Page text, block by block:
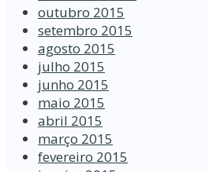
outubro 2015
setembro 2015
agosto 2015
julho 2015
junho 2015
maio 2015
abril 2015
março 2015
fevereiro 2015